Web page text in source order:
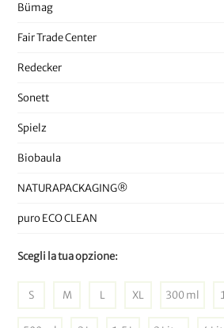
Bümag
Fair Trade Center
Redecker
Sonett
Spielz
Biobaula
NATURAPACKAGING®
puro ECO CLEAN
Scegli la tua opzione:
S M L XL 300 ml